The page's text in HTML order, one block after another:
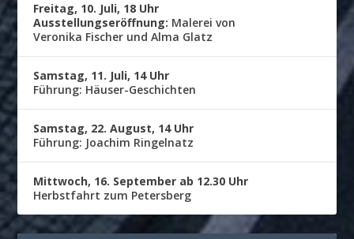
Freitag, 10. Juli, 18 Uhr
Ausstellungseröffnung: Malerei von
Veronika Fischer und Alma Glatz
Samstag, 11. Juli, 14 Uhr
Führung: Häuser-Geschichten
Samstag, 22. August, 14 Uhr
Führung: Joachim Ringelnatz
Mittwoch, 16. September ab 12.30 Uhr
Herbstfahrt zum Petersberg